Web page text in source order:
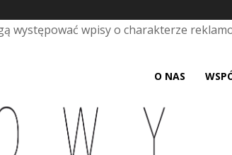
występować wpisy o charakterze
O NAS